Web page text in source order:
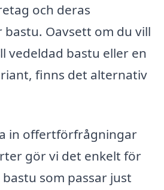
och deras
Oavsett om du vill
vedeldad bastu eller en
finns det alternativ
in offertförfrågningar
gör vi det enkelt för
som passar just